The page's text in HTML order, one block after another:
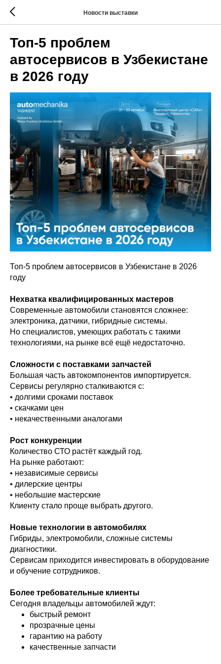
Новости выставки
Топ-5 проблем
автосервисов в Узбекистане
в 2026 году
Топ-5 проблем автосервисов в Узбекистане в 2026
году
Нехватка квалифицированных мастеров
Современные автомобили становятся сложнее:
электроника, датчики, гибридные системы.
Но специалистов, умеющих работать с такими
технологиями, на рынке всё ещё недостаточно.
Сложности с поставками запчастей
Большая часть автокомпонентов импортируется.
Сервисы регулярно сталкиваются с:
• долгими сроками поставок
• скачками цен
• некачественными аналогами
Рост конкуренции
Количество СТО растёт каждый год.
На рынке работают:
• независимые сервисы
• дилерские центры
• небольшие мастерские
Клиенту стало проще выбрать другого.
Новые технологии в автомобилях
Гибриды, электромобили, сложные системы
диагностики.
Сервисам приходится инвестировать в оборудование
и обучение сотрудников.
Более требовательные клиенты
Сегодня владельцы автомобилей ждут:
быстрый ремонт
прозрачные цены
гарантию на работу
качественные запчасти